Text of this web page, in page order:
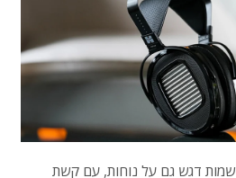
האוזניות Arya Unveiled שמות דגש גם על נוחות, עם קשת